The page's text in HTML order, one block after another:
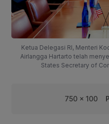
Ketua Delegasi RI, Menteri
Airlangga Hartarto telah
States Secretary of
750 x 100